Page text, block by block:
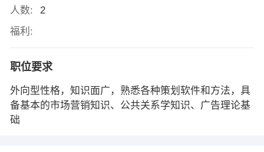
人数:
2
福利:
职位要求
外向型性格，知识面广，熟悉各种策划软件和方法，具
备基本的市场营销知识、公共关系学知识、广告理论基
础